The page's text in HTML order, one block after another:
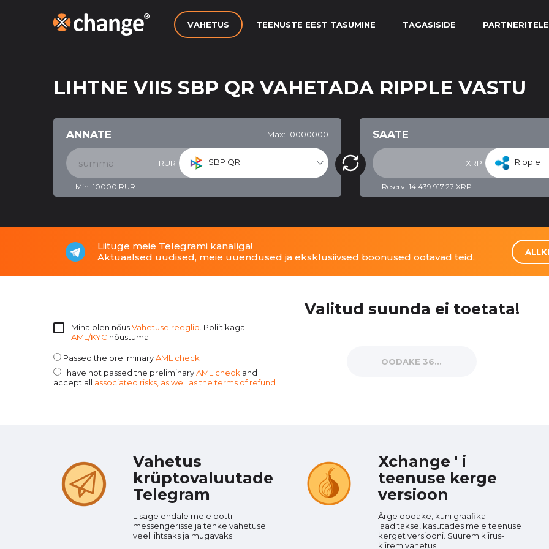
VAHETUS TEENUSTE EEST TASUMINE TAGASISIDE PARTNERITELE
LIHTNE VIIS SBP QR VAHETADA RIPPLE VASTU
ANNATE Max: 10000000
RUR SBP QR
Min: 10000 RUR
SAATE
XRP Ripple
Reserv: 14 439 917.27 XRP
Liituge meie Telegrami kanaliga!
Aktuaalsed uudised, meie uuendused ja eksklusiivsed boonused ootavad teid.
Valitud suunda ei toetata!
Mina olen nőusVahetuse reeglid . Poliitikaga
AML/KYC nõustuma.
Passed the preliminaryAML check
I have not passed the preliminaryAML check and
accept all associated risks, as well as the terms of refund
OODAKE 30...
Vahetus
krüptovaluutade
Telegram
Lisage endale meie botti
messengerisse ja tehke vahetuse
veel lihtsaks ja mugavaks.
Xchange ' i
teenuse kerge
versioon
Ärge oodake, kuni graafika
laaditakse, kasutades meie teenuse
kerget versiooni. Suurem kiirus-
kiirem vahetus.